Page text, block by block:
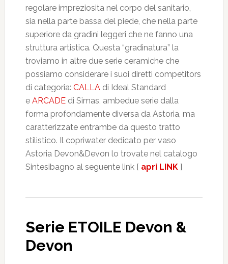
regolare impreziosita nel corpo del sanitario,
sia nella parte bassa del piede, che nella parte
superiore da gradini leggeri che ne fanno una
struttura artistica. Questa “gradinatura” la
troviamo in altre due serie ceramiche che
possiamo considerare i suoi diretti competitors
di categoria: CALLAdi Ideal Standard
e ARCADEdi Simas, ambedue serie dalla
forma profondamente diversa da Astoria, ma
caratterizzate entrambe da questo tratto
stilistico. Il copriwater dedicato per vaso
Astoria Devon&Devon lo trovate nel catalogo
Sintesibagno al seguente link [ apri LINK]
Serie ETOILE Devon &
Devon